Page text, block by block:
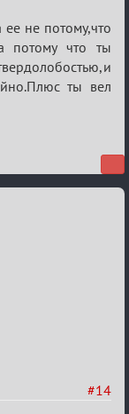
не потому,что
потому что ты
ты вел
#14